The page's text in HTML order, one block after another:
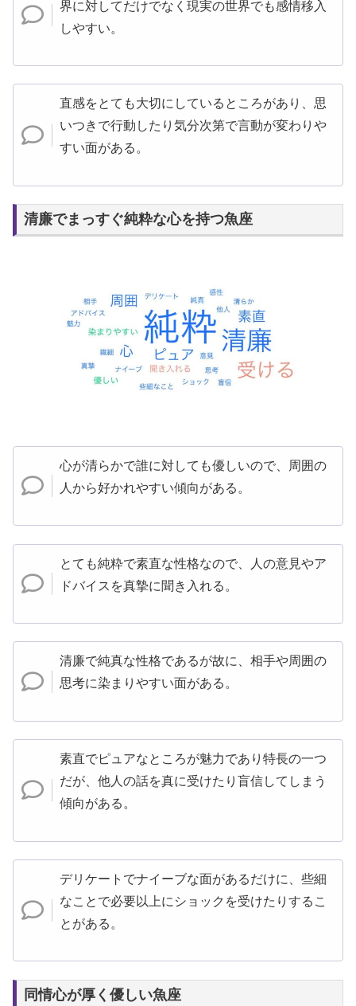
界に対してだけでなく現実の世界でも感情移入
しやすい。
直感をとても大切にしているところがあり、思
いつきで行動したり気分次第で言動が変わりや
すい面がある。
清廉でまっすぐ純粋な心を持つ魚座
心が清らかで誰に対しても優しいので、周囲の
人から好かれやすい傾向がある。
とても純粋で素直な性格なので、人の意見やア
ドバイスを真摯に聞き入れる。
清廉で純真な性格であるが故に、相手や周囲の
思考に染まりやすい面がある。
素直でピュアなところが魅力であり特長の一つ
だが、他人の話を真に受けたり盲信してしまう
傾向がある。
デリケートでナイーブな面があるだけに、些細
なことで必要以上にショックを受けたりするこ
とがある。
同情心が厚く優しい魚座